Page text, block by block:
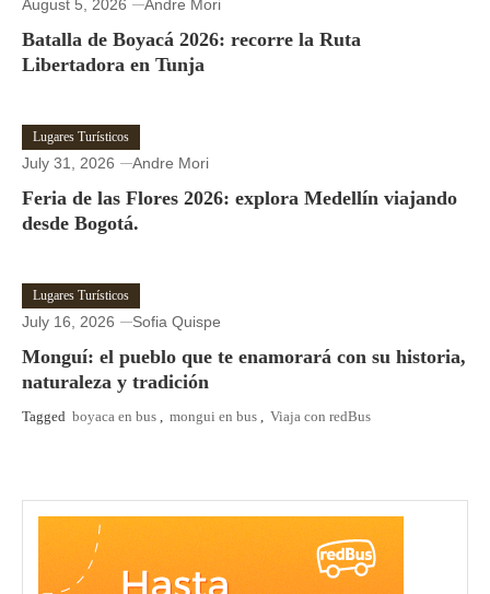
August 5, 2026 Andre Mori
Batalla de Boyacá 2026: recorre la Ruta
Libertadora en Tunja
Lugares Turísticos
July 31, 2026 Andre Mori
Feria de las Flores 2026: explora Medellín viajando
desde Bogotá.
Lugares Turísticos
July 16, 2026 Sofia Quispe
Monguí: el pueblo que te enamorará con su historia,
naturaleza y tradición
Tagged boyaca en bus , mongui en bus , Viaja con redBus